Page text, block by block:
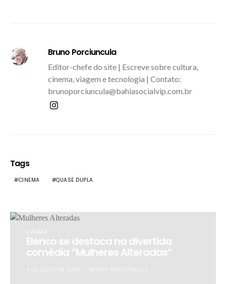
Bruno Porciuncula
Editor-chefe do site | Escreve sobre cultura,
cinema, viagem e tecnologia | Contato:
brunoporciuncula@bahiasocialvip.com.br
Tags
CINEMA QUASE DUPLA
CINEMA
Elenco se destaca na divertida
comédia “Mulheres Alteradas”